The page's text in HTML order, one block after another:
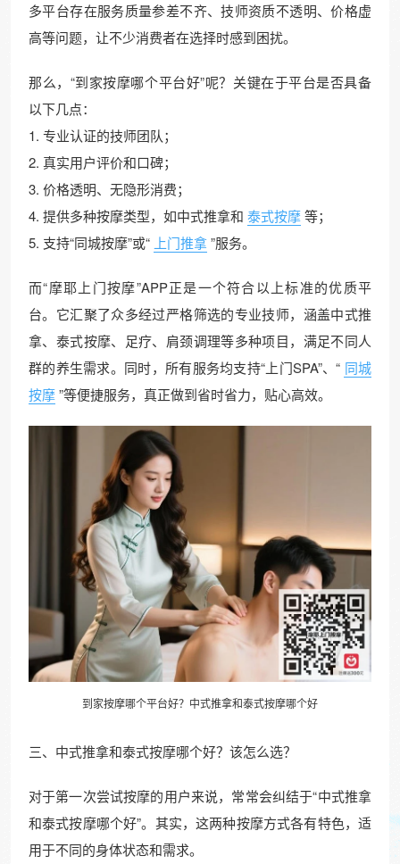
多平台存在服务质量参差不齐、技师资质不透明、价格虚
高等问题，让不少消费者在选择时感到困扰。
那么，“到家按摩哪个平台好”呢？关键在于平台是否具备
以下几点：
1. 专业认证的技师团队；
2. 真实用户评价和口碑；
3. 价格透明、无隐形消费；
4. 提供多种按摩类型，如中式推拿和 泰式按摩等；
5. 支持“同城按摩”或“ 上门推拿”服务。
而“摩耶上门按摩”APP正是一个符合以上标准的优质平
台。它汇聚了众多经过严格筛选的专业技师，涵盖中式推
拿、泰式按摩、足疗、肩颈调理等多种项目，满足不同人
群的养生需求。同时，所有服务均支持“上门SPA”、“ 同城
按摩”等便捷服务，真正做到省时省力，贴心高效。
到家按摩哪个平台好？中式推拿和泰式按摩哪个好
三、中式推拿和泰式按摩哪个好？该怎么选？
对于第一次尝试按摩的用户来说，常常会纠结于“中式推拿
和泰式按摩哪个好”。其实，这两种按摩方式各有特色，适
用于不同的身体状态和需求。